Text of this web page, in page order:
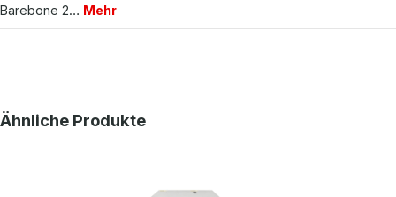
Barebone 2… Mehr
Produktgalerie überspringen
Ähnliche Produkte